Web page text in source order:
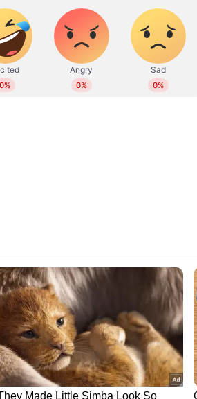
അതുകൊണ്ടു തന്നെയാണ്
ആകര്‍ഷിക്കപ്പെടുന്നതും.
ബാദ്ഷായും. "കപൂര്‍ ആന്റ്
കര്‍ഗയിചുല്‍' പാടി
ന്യൂയോര്‍ക്കിനെ ഇളക്കി